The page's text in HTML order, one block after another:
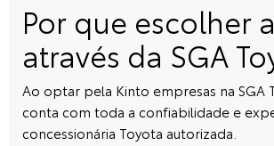
Por que escolher
através da SGA
Ao optar pela Kinto empresas na SGA
conta com toda a confiabilidade e
concessionária Toyota autorizada